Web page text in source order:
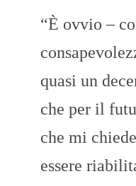
“È ovvio –
quasi un
che per il
che mi
essere